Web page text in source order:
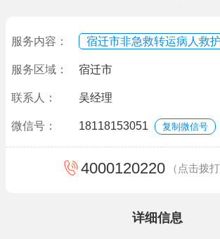
服务内容： 宿迁市非急救转运病人救
服务区域： 宿迁市
联系人： 吴经理
微信号： 18118153051 复制微信号
4000120220 （点击拨
详细信息